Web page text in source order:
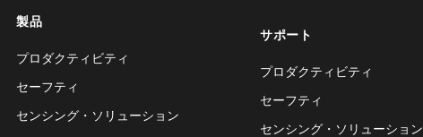
製品
プロダクティビティ
セーフティ
センシング・ソリューション
サポート
プロダクティビティ
セーフティ
センシング・ソリューション